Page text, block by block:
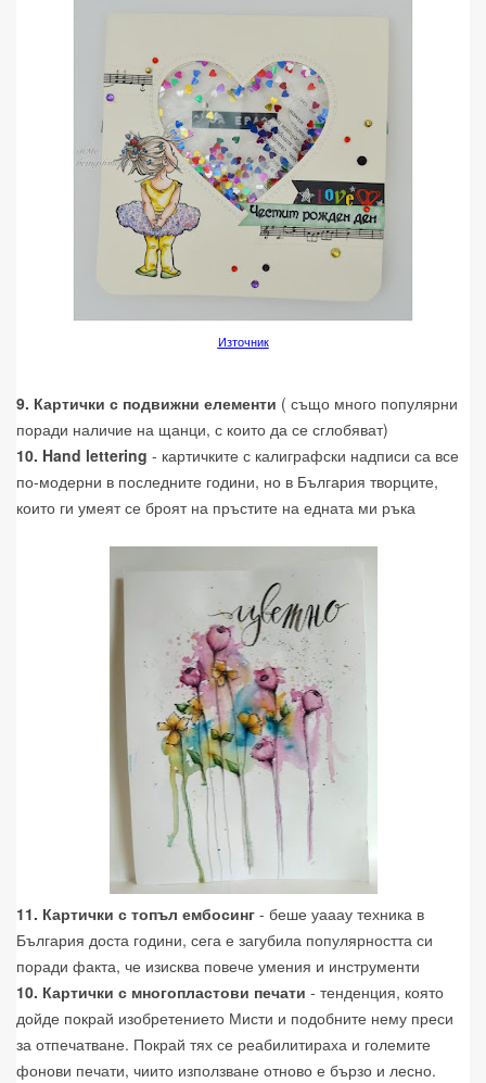
Източник
9. Картички с подвижни елементи ( също много популярни
поради наличие на щанци, с които да се сглобяват)
10. Hand lettering - картичките с калиграфски надписи са все
по-модерни в последните години, но в България творците,
които ги умеят се броят на пръстите на едната ми ръка
11. Картички с топъл ембосинг - беше уааау техника в
България доста години, сега е загубила популярността си
поради факта, че изисква повече умения и инструменти
10. Картички с многопластови печати - тенденция, която
дойде покрай изобретението Мисти и подобните нему преси
за отпечатване. Покрай тях се реабилитираха и големите
фонови печати, чиито използване отново е бързо и лесно.